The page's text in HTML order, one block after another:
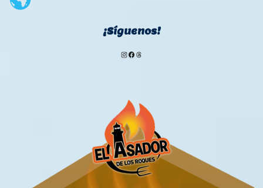
¡Síguenos!
Instagram
Facebook
Threads